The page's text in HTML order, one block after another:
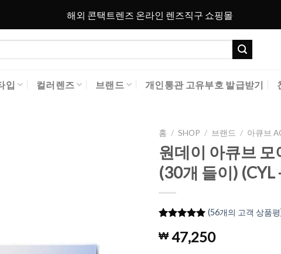
해외 콘택트렌즈 온라인 렌즈직구 쇼핑몰
입 컬러렌즈 브랜드 개인통관 고유부호 발급받기
홈 / SHOP / 브랜드 / 아큐브
원데이 아큐브
(30개 들이) (CYL
평가를 기
준으로 5점
(56개의 고객 상품
₩ 47,250